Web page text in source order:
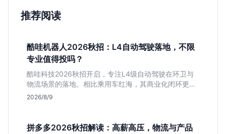
推荐阅读
酷哇机器人2026秋招：L4自动驾驶落地，不限
专业值得投吗？
酷哇科技2026秋招开启，专注L4级自动驾驶在环卫与
物流场景的落地。相比乘用车红海，其商业化闭环更清
晰，现金流相对健康。本文解读其业务模式、岗位稳定
2026/8/9
拼多多2026秋招解读：高薪高压，物流与产品